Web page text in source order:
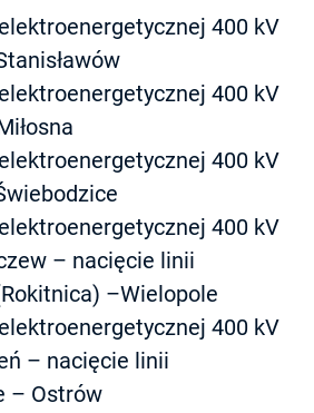
400 kV
400 kV
400 kV
400 kV
– nacięcie linii
–Wielopole
400 kV
– nacięcie linii
– Ostrów